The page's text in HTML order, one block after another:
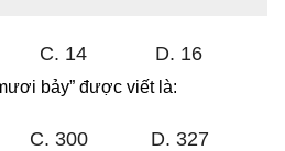
C. 14 D. 16
bảy” được viết là:
C. 300 D. 327